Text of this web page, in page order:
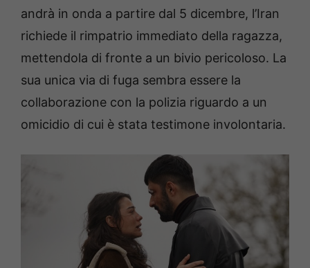
andrà in onda a partire dal 5 dicembre, l’Iran
richiede il rimpatrio immediato della ragazza,
mettendola di fronte a un bivio pericoloso. La
sua unica via di fuga sembra essere la
collaborazione con la polizia riguardo a un
omicidio di cui è stata testimone involontaria.